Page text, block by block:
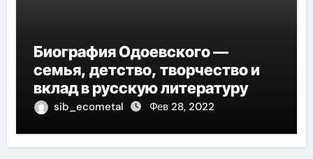
Биография Одоевского —
семья, детство, творчество и
вклад в русскую литературу
sib_ecometal Фев 28, 2022